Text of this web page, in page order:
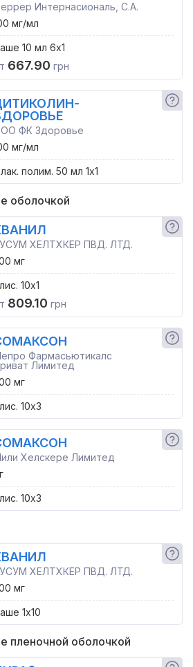
Интернасиональ, С.А.
мг/мл
10 мл 6x1
667.90 грн
ФК Здоровье
мг/мл
полим. 50 мл 1x1
оболочкой
ХЕЛТХКЕР ПВД. ЛТД.
мг
10x1
809.10 грн
Фармасьютикалс
Лимитед
мг
10x3
Хелскере Лимитед
10x3
ХЕЛТХКЕР ПВД. ЛТД.
мг
1x10
пленочной оболочкой